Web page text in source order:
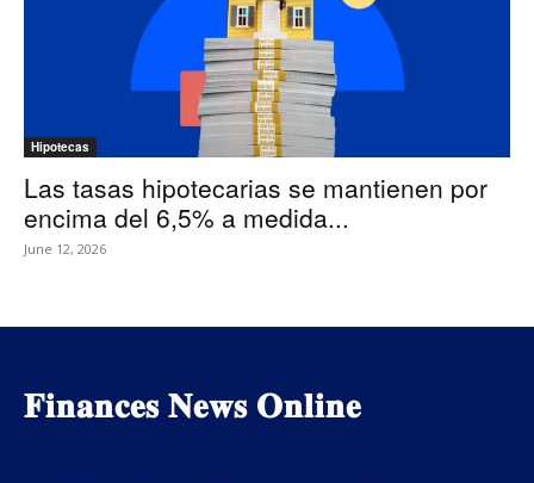
Hipotecas
Las tasas hipotecarias se mantienen por
encima del 6,5% a medida...
June 12, 2026
𝐅𝐢𝐧𝐚𝐧𝐜𝐞𝐬 𝐍𝐞𝐰𝐬 𝐎𝐧𝐥𝐢𝐧𝐞